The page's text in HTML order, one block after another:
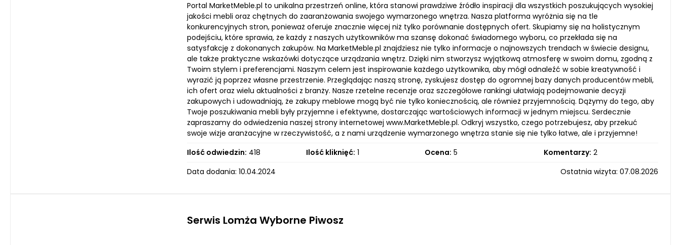
Portal MarketMeble.pl to unikalna przestrzeń online, która stanowi prawdziwe źródło inspiracji dla wszystkich poszukujących wysokiej
jakości mebli oraz chętnych do zaaranżowania swojego wymarzonego wnętrza. Nasza platforma wyróżnia się na tle
konkurencyjnych stron, ponieważ oferuje znacznie więcej niż tylko porównanie dostępnych ofert. Skupiamy się na holistycznym
podejściu, które sprawia, że każdy z naszych użytkowników ma szansę dokonać świadomego wyboru, co przekłada się na
satysfakcję z dokonanych zakupów. Na MarketMeble.pl znajdziesz nie tylko informacje o najnowszych trendach w świecie designu,
ale także praktyczne wskazówki dotyczące urządzania wnętrz. Dzięki nim stworzysz wyjątkową atmosferę w swoim domu, zgodną z
Twoim stylem i preferencjami. Naszym celem jest inspirowanie każdego użytkownika, aby mógł odnaleźć w sobie kreatywność i
wyrazić ją poprzez własne przestrzenie. Przeglądając naszą stronę, zyskujesz dostęp do ogromnej bazy danych producentów mebli,
ich ofert oraz wielu aktualności z branży. Nasze rzetelne recenzje oraz szczegółowe rankingi ułatwiają podejmowanie decyzji
zakupowych i udowadniają, że zakupy meblowe mogą być nie tylko koniecznością, ale również przyjemnością. Dążymy do tego, aby
Twoje poszukiwania mebli były przyjemne i efektywne, dostarczając wartościowych informacji w jednym miejscu. Serdecznie
zapraszamy do odwiedzenia naszej strony internetowej www.MarketMeble.pl. Odkryj wszystko, czego potrzebujesz, aby przekuć
swoje wizje aranżacyjne w rzeczywistość, a z nami urządzenie wymarzonego wnętrza stanie się nie tylko łatwe, ale i przyjemne!
Ilość odwiedzin: 418 Ilość kliknięć: 1 Ocena: 5 Komentarzy: 2
Data dodania: 10.04.2024
Ostatnia wizyta: 07.08.2026
Serwis Lomża Wyborne Piwosz